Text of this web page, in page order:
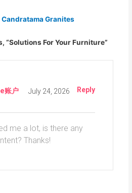
Candratama Granites
“Solutions For Your Furniture”
账户 July 24, 2026 Reply
me a lot, is there any
Thanks!